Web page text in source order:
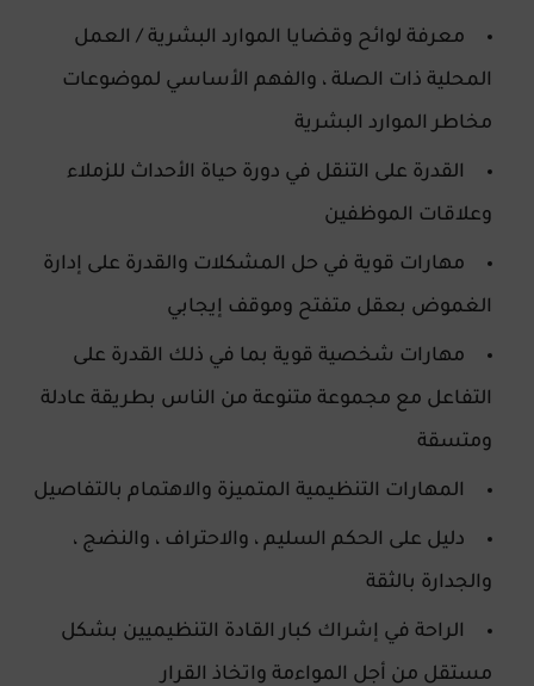
معرفة لوائح وقضايا الموارد البشرية / العمل
المحلية ذات الصلة ، والفهم الأساسي لموضوعات
مخاطر الموارد البشرية
القدرة على التنقل في دورة حياة الأحداث للزملاء
وعلاقات الموظفين
مهارات قوية في حل المشكلات والقدرة على إدارة
الغموض بعقل متفتح وموقف إيجابي
مهارات شخصية قوية بما في ذلك القدرة على
التفاعل مع مجموعة متنوعة من الناس بطريقة عادلة
ومتسقة
المهارات التنظيمية المتميزة والاهتمام بالتفاصيل
دليل على الحكم السليم ، والاحتراف ، والنضج ،
والجدارة بالثقة
الراحة في إشراك كبار القادة التنظيميين بشكل
مستقل من أجل المواءمة واتخاذ القرار